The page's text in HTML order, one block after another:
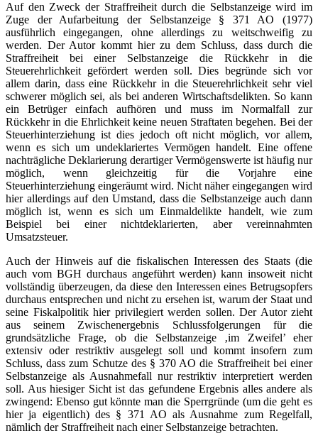
Auf den Zweck der Straffreiheit durch die Selbstanzeige wird im
Zuge der Aufarbeitung der Selbstanzeige § 371 AO (1977)
ausführlich eingegangen, ohne allerdings zu weitschweifig zu
werden. Der Autor kommt hier zu dem Schluss, dass durch die
Straffreiheit bei einer Selbstanzeige die Rückkehr in die
Steuerehrlichkeit gefördert werden soll. Dies begründe sich vor
allem darin, dass eine Rückkehr in die Steuerehrlichkeit sehr viel
schwerer möglich sei, als bei anderen Wirtschaftsdelikten. So kann
ein Betrüger einfach aufhören und muss im Normalfall zur
Rückkehr in die Ehrlichkeit keine neuen Straftaten begehen. Bei der
Steuerhinterziehung ist dies jedoch oft nicht möglich, vor allem,
wenn es sich um undeklariertes Vermögen handelt. Eine offene
nachträgliche Deklarierung derartiger Vermögenswerte ist häufig nur
möglich, wenn gleichzeitig für die Vorjahre eine
Steuerhinterziehung eingeräumt wird. Nicht näher eingegangen wird
hier allerdings auf den Umstand, dass die Selbstanzeige auch dann
möglich ist, wenn es sich um Einmaldelikte handelt, wie zum
Beispiel bei einer nichtdeklarierten, aber vereinnahmten
Umsatzsteuer.
Auch der Hinweis auf die fiskalischen Interessen des Staats (die
auch vom BGH durchaus angeführt werden) kann insoweit nicht
vollständig überzeugen, da diese den Interessen eines Betrugsopfers
durchaus entsprechen und nicht zu ersehen ist, warum der Staat und
seine Fiskalpolitik hier privilegiert werden sollen. Der Autor zieht
aus seinem Zwischenergebnis Schlussfolgerungen für die
grundsätzliche Frage, ob die Selbstanzeige ‚im Zweifel’ eher
extensiv oder restriktiv ausgelegt soll und kommt insofern zum
Schluss, dass zum Schutze des § 370 AO die Straffreiheit bei einer
Selbstanzeige als Ausnahmefall nur restriktiv interpretiert werden
soll. Aus hiesiger Sicht ist das gefundene Ergebnis alles andere als
zwingend: Ebenso gut könnte man die Sperrgründe (um die geht es
hier ja eigentlich) des § 371 AO als Ausnahme zum Regelfall,
nämlich der Straffreiheit nach einer Selbstanzeige betrachten.